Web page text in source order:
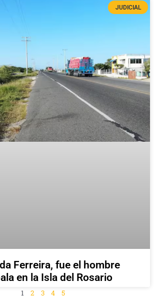
JUDICIAL
Ferreira, fue el hombre
en la Isla del Rosario
1 2 3 4 5